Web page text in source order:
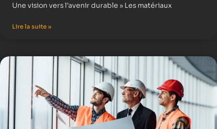
Une vision vers l’avenir durable » Les matériaux
Lire la suite »